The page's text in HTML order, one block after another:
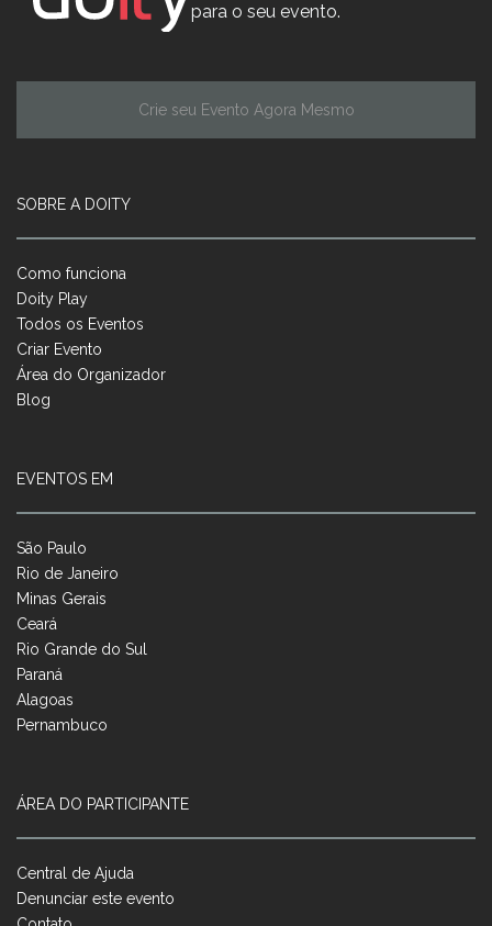
para o seu evento.
Crie seu Evento Agora Mesmo
SOBRE A DOITY
Como funciona
Doity Play
Todos os Eventos
Criar Evento
Área do Organizador
Blog
EVENTOS EM
São Paulo
Rio de Janeiro
Minas Gerais
Ceará
Rio Grande do Sul
Paraná
Alagoas
Pernambuco
ÁREA DO PARTICIPANTE
Central de Ajuda
Denunciar este evento